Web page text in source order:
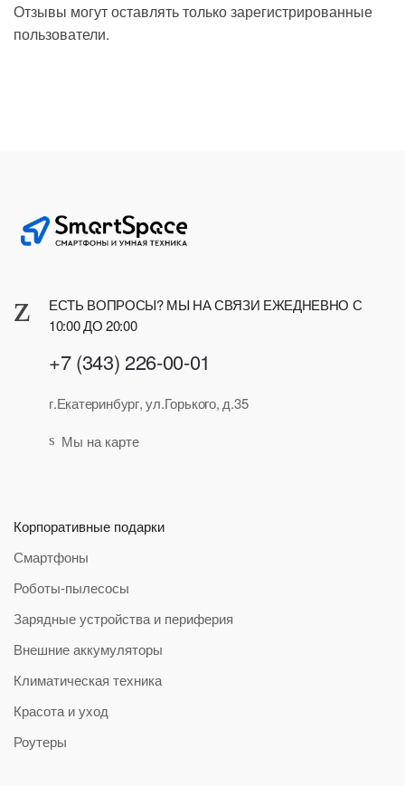
Отзывы могут оставлять только зарегистрированные
пользователи.
ЕСТЬ ВОПРОСЫ? МЫ НА СВЯЗИ ЕЖЕДНЕВНО С
10:00 ДО 20:00
+7 (343) 226-00-01
г.Екатеринбург, ул.Горького, д.35
Мы на карте
Корпоративные подарки
Смартфоны
Роботы-пылесосы
Зарядные устройства и периферия
Внешние аккумуляторы
Климатическая техника
Красота и уход
Роутеры